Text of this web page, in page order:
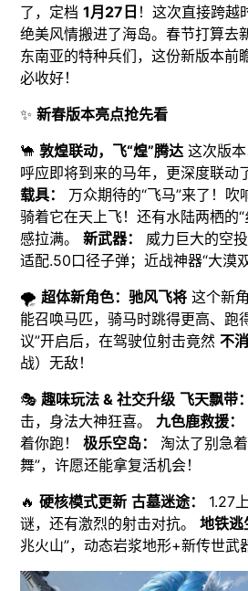
了，定档1月27日 ！这次直接跨越
绝美风情搬进了海岛。春节打算去
东南亚的特种兵们，这份新版本前
必收好！
✨新春版本亮点抢先看
🐪敦煌联动，飞“煌”腾达这次版本
呼应即将到来的马年，更深度联
载具：
万众期待的“飞马”来了！
骑着它在天上飞！还有水陆两栖的
感拉满。新武器： 威力巨大的空
适配.50口径子弹；近战神器“大漠
🌪️超体新角色：驰风飞将 这个新
能召唤马匹，骑马时跳得更高、跑
议”开启后，在驾驶位射击竟然不
战）无敌！
🎭趣味玩法 & 社交升级 飞天飘带：
击，身法大神狂喜。九色鹿救援：
着你跑！极乐空岛：
淘汰了别急
舞”，许愿还能拿复活机会！
🔥硬核模式更新 古墓迷途：
1.27
谜，还有激烈的射击对抗。地铁逃
兆火山”，动态岩浆地形+新传世武